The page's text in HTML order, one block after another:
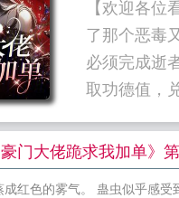
【欢迎各
了那个恶毒
必须完成逝
取功德值，
豪门大佬跪求我加单》
红色的雾气。 蛊虫似乎感